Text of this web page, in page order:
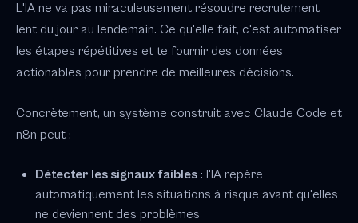
L'IA ne va pas miraculeusement résoudre recrutement
lent du jour au lendemain. Ce qu'elle fait, c'est automatiser
les étapes répétitives et te fournir des données
actionables pour prendre de meilleures décisions.
Concrètement, un système construit avec Claude Code et
n8n peut :
Détecter les signaux faibles : l'IA repère
automatiquement les situations à risque avant qu'elles
ne deviennent des problèmes